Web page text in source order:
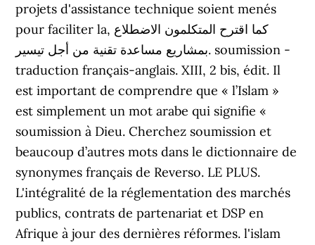
projets d'assistance technique soient menés
pour faciliter la, كما اقترح المتكلمون الاضطلاع
بمشاريع مساعدة تقنية من أجل تيسير. soumission -
traduction français-anglais. XIII, 2 bis, édit. Il
est important de comprendre que « l’Islam »
est simplement un mot arabe qui signifie «
soumission à Dieu. Cherchez soumission et
beaucoup d’autres mots dans le dictionnaire de
synonymes français de Reverso. LE PLUS.
L'intégralité de la réglementation des marchés
publics, contrats de partenariat et DSP en
Afrique à jour des dernières réformes. l'islam